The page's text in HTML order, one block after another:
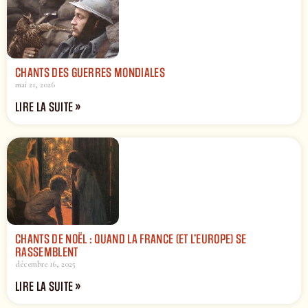
CHANTS DES GUERRES MONDIALES
mai 21, 2026
LIRE LA SUITE »
CHANTS DE NOËL : QUAND LA FRANCE (ET L’EUROPE) SE
RASSEMBLENT
décembre 16, 2025
LIRE LA SUITE »